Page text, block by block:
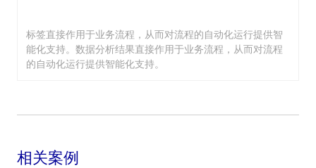
标签直接作用于业务流程，从而对流程的自动化运行提供智
能化支持。数据分析结果直接作用于业务流程，从而对流程
的自动化运行提供智能化支持。
相关案例